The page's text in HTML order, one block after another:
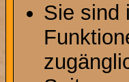
Sie sind